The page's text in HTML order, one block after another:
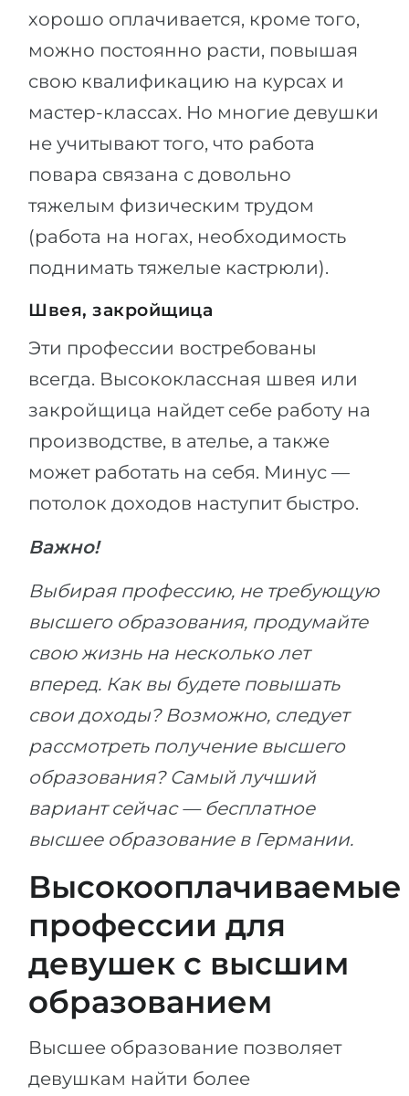
хорошо оплачивается, кроме того,
можно постоянно расти, повышая
свою квалификацию на курсах и
мастер-классах. Но многие девушки
не учитывают того, что работа
повара связана с довольно
тяжелым физическим трудом
(работа на ногах, необходимость
поднимать тяжелые кастрюли).
Швея, закройщица
Эти профессии востребованы
всегда. Высококлассная швея или
закройщица найдет себе работу на
производстве, в ателье, а также
может работать на себя. Минус —
потолок доходов наступит быстро.
Важно!
Выбирая профессию, не требующую
высшего образования, продумайте
свою жизнь на несколько лет
вперед. Как вы будете повышать
свои доходы? Возможно, следует
рассмотреть получение высшего
образования? Самый лучший
вариант сейчас — бесплатное
высшее образование в Германии.
Высокооплачиваемые
профессии для
девушек с высшим
образованием
Высшее образование позволяет
девушкам найти более